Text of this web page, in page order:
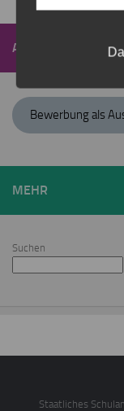
AKTUELLES
Bewerbung als
MEHR
Suchen
Staatliches